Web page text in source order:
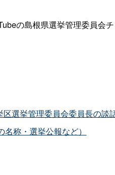
の島根県選挙管理委員会チ
選挙管理委員会委員長の談
称・選挙公報など）